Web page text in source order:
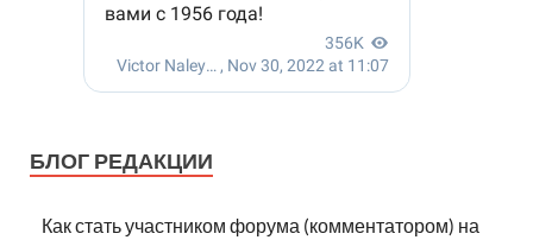
БЛОГ РЕДАКЦИИ
Как стать участником форума (комментатором) на